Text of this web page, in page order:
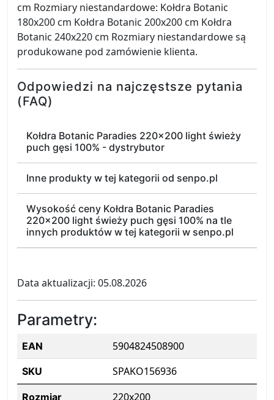
cm Rozmiary niestandardowe: Kołdra Botanic
180x200 cm Kołdra Botanic 200x200 cm Kołdra
Botanic 240x220 cm Rozmiary niestandardowe są
produkowane pod zamówienie klienta.
Odpowiedzi na najczęstsze pytania
(FAQ)
Kołdra Botanic Paradies 220x200 light świeży
puch gęsi 100% - dystrybutor
Inne produkty w tej kategorii od senpo.pl
Wysokość ceny Kołdra Botanic Paradies
220x200 light świeży puch gęsi 100% na tle
innych produktów w tej kategorii w senpo.pl
Data aktualizacji: 05.08.2026
Parametry:
EAN 5904824508900
SKU SPAKO156936
Rozmiar 220x200